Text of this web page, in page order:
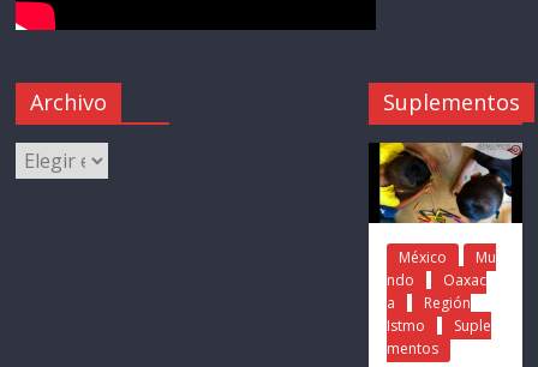
Archivo Suplementos
México
Mu
ndo
Oaxac
a
Región
Istmo
Suple
mentos